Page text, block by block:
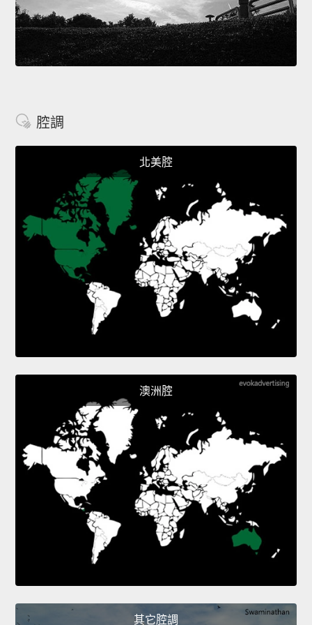
腔調
北美腔
澳洲腔
其它腔調